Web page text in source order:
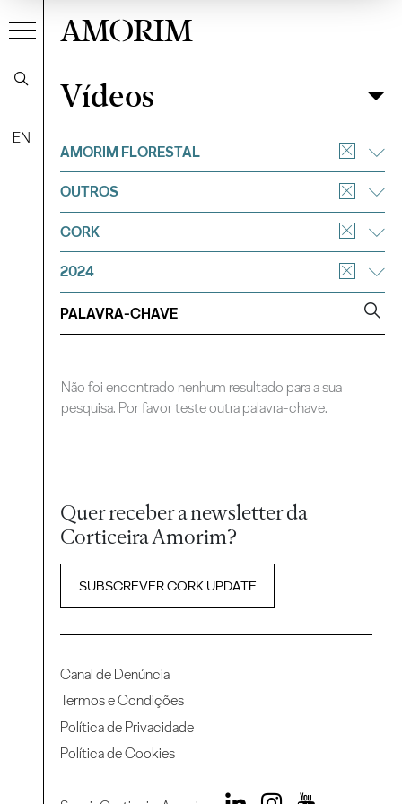
EN
AMORIM
VídeosFiltrar
Vídeos
AMORIM FLORESTAL
OUTROS
CORK
2024
Não foi encontrado nenhum resultado para a sua
pesquisa. Por favor teste outra palavra-chave.
Quer receber a newsletter da
Corticeira Amorim?
SUBSCREVER CORK UPDATE
Canal de Denúncia
Termos e Condições
Política de Privacidade
Política de Cookies